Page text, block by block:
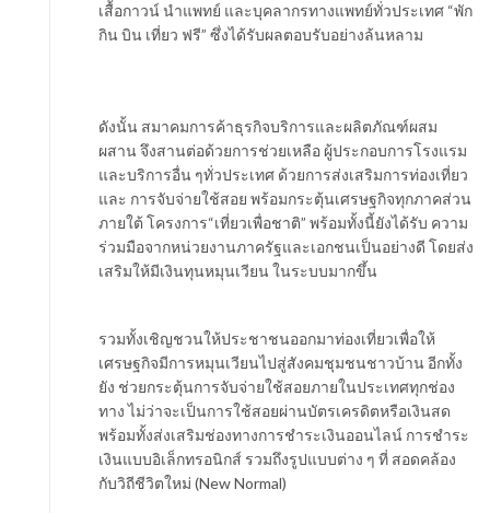
เสื้อกาวน์ นำแพทย์ และบุคลากรทางแพทย์ทั่วประเทศ “พัก
กิน บิน เที่ยว ฟรี” ซึ่งได้รับผลตอบรับอย่างล้นหลาม
ดังนั้น สมาคมการค้าธุรกิจบริการและผลิตภัณฑ์ผสม
ผสาน จึงสานต่อด้วยการช่วยเหลือ ผู้ประกอบการโรงแรม
และบริการอื่น ๆทั่วประเทศ ด้วยการส่งเสริมการท่องเที่ยว
และ การจับจ่ายใช้สอย พร้อมกระตุ้นเศรษฐกิจทุกภาคส่วน
ภายใต้ โครงการ“เที่ยวเพื่อชาติ” พร้อมทั้งนี้ยังได้รับ ความ
ร่วมมือจากหน่วยงานภาครัฐและเอกชนเป็นอย่างดี โดยส่ง
เสริมให้มีเงินทุนหมุนเวียน ในระบบมากขึ้น
รวมทั้งเชิญชวนให้ประชาชนออกมาท่องเที่ยวเพื่อให้
เศรษฐกิจมีการหมุนเวียนไปสู่สังคมชุมชนชาวบ้าน อีกทั้ง
ยัง ช่วยกระตุ้นการจับจ่ายใช้สอยภายในประเทศทุกช่อง
ทาง ไม่ว่าจะเป็นการใช้สอยผ่านบัตรเครดิตหรือเงินสด
พร้อมทั้งส่งเสริมช่องทางการชำระเงินออนไลน์ การชำระ
เงินแบบอิเล็กทรอนิกส์ รวมถึงรูปแบบต่าง ๆ ที่ สอดคล้อง
กับวิถีชีวิตใหม่ (New Normal)